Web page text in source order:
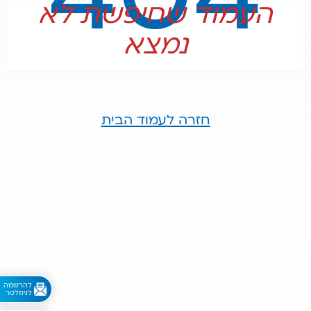
לניוזלטר
העמוד שחיפשת לא
נמצא
חזרה לעמוד הבית